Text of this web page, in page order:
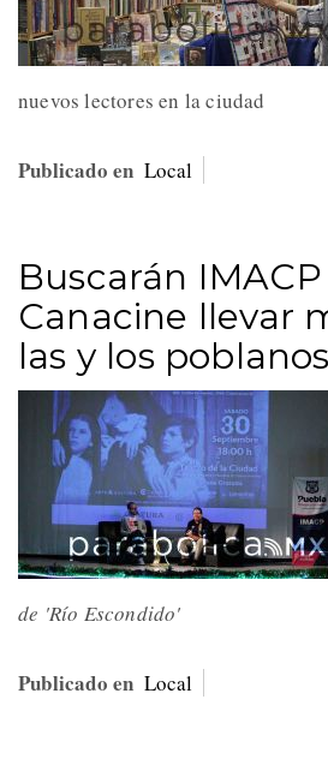
nuevos lectores en la ciudad
Publicado en Local
Buscarán
Canacine llevar
las y los poblanos
de 'Río Escondido'
Publicado en Local